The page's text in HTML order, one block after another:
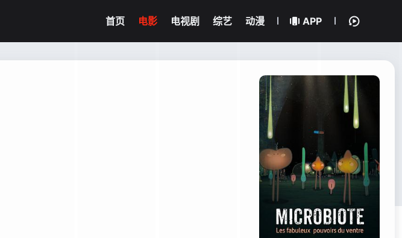
首页 电影 电视剧 综艺 动漫 APP